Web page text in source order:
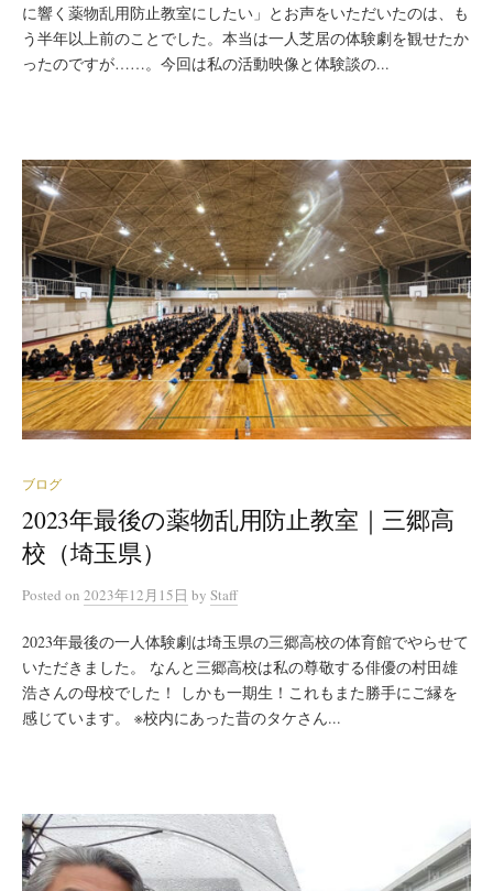
に響く薬物乱用防止教室にしたい」とお声をいただいたのは、も
う半年以上前のことでした。本当は一人芝居の体験劇を観せたか
ったのですが……。今回は私の活動映像と体験談の...
ブログ
2023年最後の薬物乱用防止教室｜三郷高
校（埼玉県）
Posted on 2023年12月15日 by Staff
2023年最後の一人体験劇は埼玉県の三郷高校の体育館でやらせて
いただきました。 なんと三郷高校は私の尊敬する俳優の村田雄
浩さんの母校でした！ しかも一期生！これもまた勝手にご縁を
感じています。 ※校内にあった昔のタケさん...